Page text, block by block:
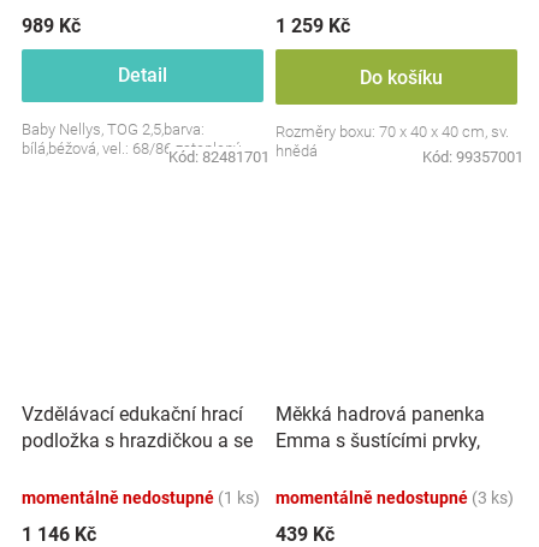
989 Kč
Detail
Baby Nellys, TOG 2,5,barva:
bílá,béžová, vel.: 68/86 zateplený
Kód: 82481701
1 259 Kč
Do košíku
Rozměry boxu: 70 x 40 x 40 cm, sv.
hnědá
Kód: 99357001
Vzdělávací edukační hrací
podložka s hrazdičkou a se
momentálně nedostupné (1 ks)
1 146 Kč
Měkká hadrová panenka
Emma s šustícími prvky,
momentálně nedostupné (3 ks)
439 Kč